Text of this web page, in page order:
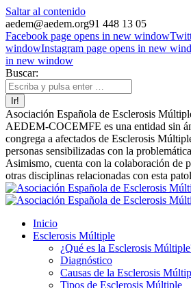
Saltar al contenido
aedem@aedem.org91 448 13 05
Facebook page opens in new window
windowInstagram page opens in new
in new window
Buscar:
Asociación Española de Esclerosis
AEDEM-COCEMFE es una entidad sin
congrega a afectados de Esclerosis
personas sensibilizadas con la
Asimismo, cuenta con la colaboración de
otras disciplinas relacionadas con esta
Inicio
Esclerosis Múltiple
¿Qué es la Esclerosis
Diagnóstico
Causas de la Esclerosis
Tipos de Esclerosis Múltiple